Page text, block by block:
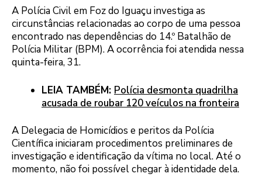
A Polícia Civil em Foz do Iguaçu investiga as
circunstâncias relacionadas ao corpo de uma pessoa
encontrado nas dependências do 14.º Batalhão de
Polícia Militar (BPM). A ocorrência foi atendida nessa
quinta-feira, 31.
LEIA TAMBÉM: Polícia desmonta quadrilha
acusada de roubar 120 veículos na fronteira
A Delegacia de Homicídios e peritos da Polícia
Científica iniciaram procedimentos preliminares de
investigação e identificação da vítima no local. Até o
momento, não foi possível chegar à identidade dela.